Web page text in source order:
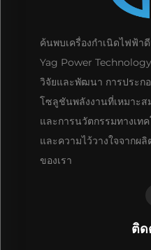
ค้นพบเครื่องกำเนิดไฟฟ้
Yag Power
วิจัยและพัฒนา การประก
โซลูชันพลังงานที่เหมาะ
และการนวัตกรรมทางเท
และความไว้วางใจจาก
ของเรา
ติด